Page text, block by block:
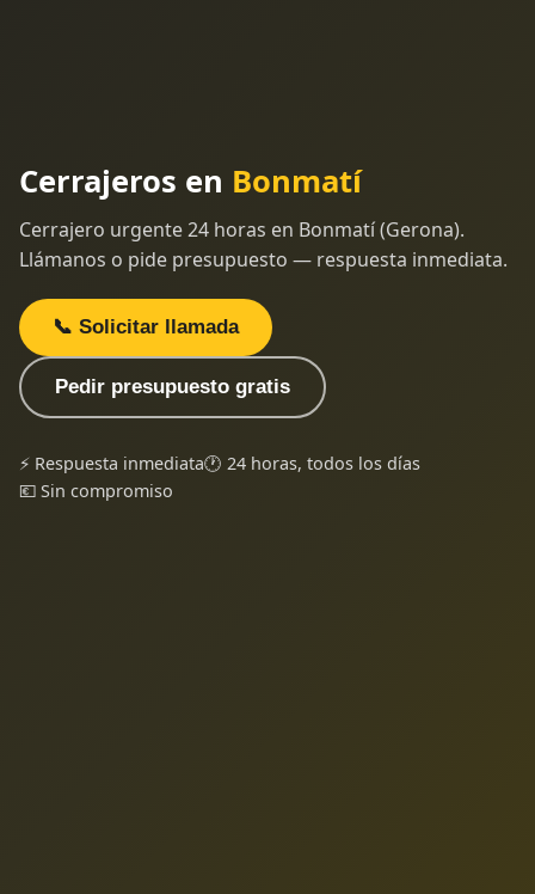
Cerrajeros en Bonmatí
Cerrajero urgente 24 horas en Bonmatí (Gerona).
Llámanos o pide presupuesto — respuesta inmediata.
📞 Solicitar llamada
Pedir presupuesto gratis
⚡ Respuesta inmediata🕐 24 horas, todos los días
💶 Sin compromiso